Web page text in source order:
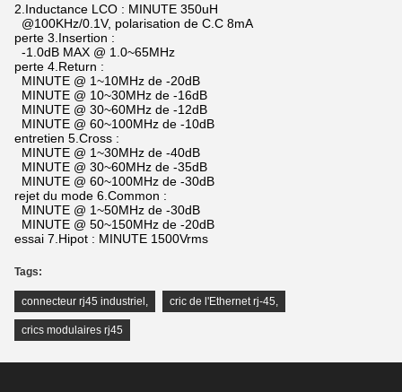
2.Inductance LCO : MINUTE 350uH
@100KHz/0.1V, polarisation de C.C 8mA
perte 3.Insertion :
-1.0dB MAX @ 1.0~65MHz
perte 4.Return :
MINUTE @ 1~10MHz de -20dB
MINUTE @ 10~30MHz de -16dB
MINUTE @ 30~60MHz de -12dB
MINUTE @ 60~100MHz de -10dB
entretien 5.Cross :
MINUTE @ 1~30MHz de -40dB
MINUTE @ 30~60MHz de -35dB
MINUTE @ 60~100MHz de -30dB
rejet du mode 6.Common :
MINUTE @ 1~50MHz de -30dB
MINUTE @ 50~150MHz de -20dB
essai 7.Hipot : MINUTE 1500Vrms
Tags:
connecteur rj45 industriel , cric de l'Ethernet rj-45,
crics modulaires rj45